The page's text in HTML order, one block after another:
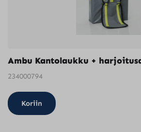
Ambu Kantolaukku +
234000794
Koriin